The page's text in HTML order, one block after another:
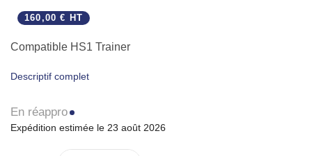
160,00 € HT
Compatible HS1 Trainer
Descriptif complet
En réappro
Expédition estimée le 23 août 2026